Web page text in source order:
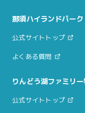
那須ハイランドパーク
公式サイトトップ
よくある質問
りんどう湖ファミリ
公式サイトトップ